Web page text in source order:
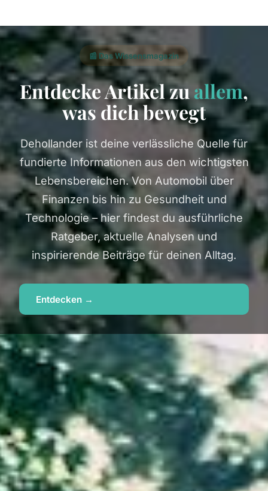
📰 Das Wissensmagazin
Entdecke Artikel zuallem,
was dich bewegt
Dehollander ist deine verlässliche Quelle für
fundierte Informationen aus den wichtigsten
Lebensbereichen. Von Automobil über
Finanzen bis hin zu Gesundheit und
Technologie – hier findest du ausführliche
Ratgeber, aktuelle Analysen und
inspirierende Beiträge für deinen Alltag.
Entdecken →